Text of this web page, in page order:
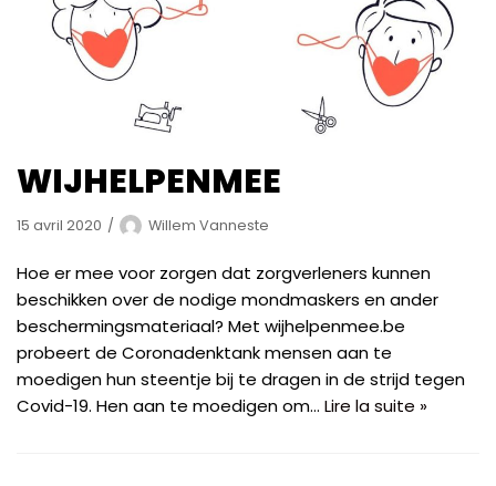
WIJHELPENMEE
15 avril 2020 Willem Vanneste
Hoe er mee voor zorgen dat zorgverleners kunnen
beschikken over de nodige mondmaskers en ander
beschermingsmateriaal? Met wijhelpenmee.be
probeert de Coronadenktank mensen aan te
moedigen hun steentje bij te dragen in de strijd tegen
Covid-19. Hen aan te moedigen om… Lire la suite »